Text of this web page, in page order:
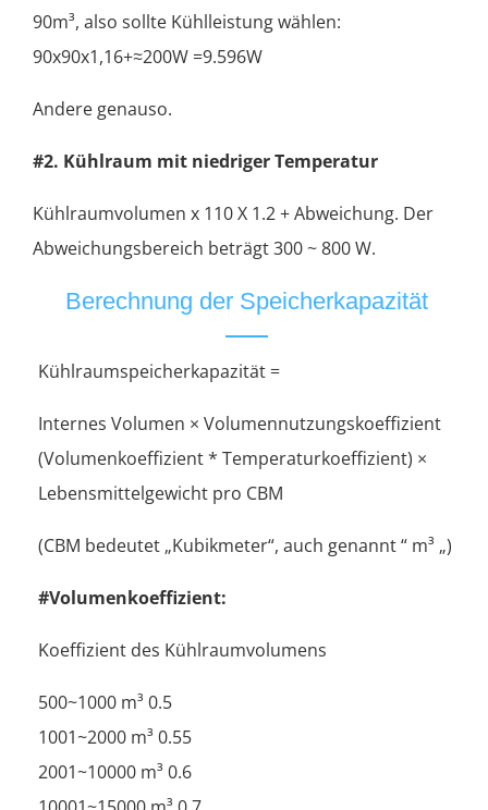
90m³, also sollte Kühlleistung wählen:
90x90x1,16+≈200W =9.596W
Andere genauso.
#2. Kühlraum mit niedriger Temperatur
Kühlraumvolumen x 110 X 1.2 + Abweichung. Der
Abweichungsbereich beträgt 300 ~ 800 W.
Berechnung der Speicherkapazität
Kühlraumspeicherkapazität =
Internes Volumen × Volumennutzungskoeffizient
(Volumenkoeffizient * Temperaturkoeffizient) ×
Lebensmittelgewicht pro CBM
(CBM bedeutet „Kubikmeter“, auch genannt “ m³ „)
#Volumenkoeffizient:
Koeffizient des Kühlraumvolumens
500~1000 m³ 0.5
1001~2000 m³ 0.55
2001~10000 m³ 0.6